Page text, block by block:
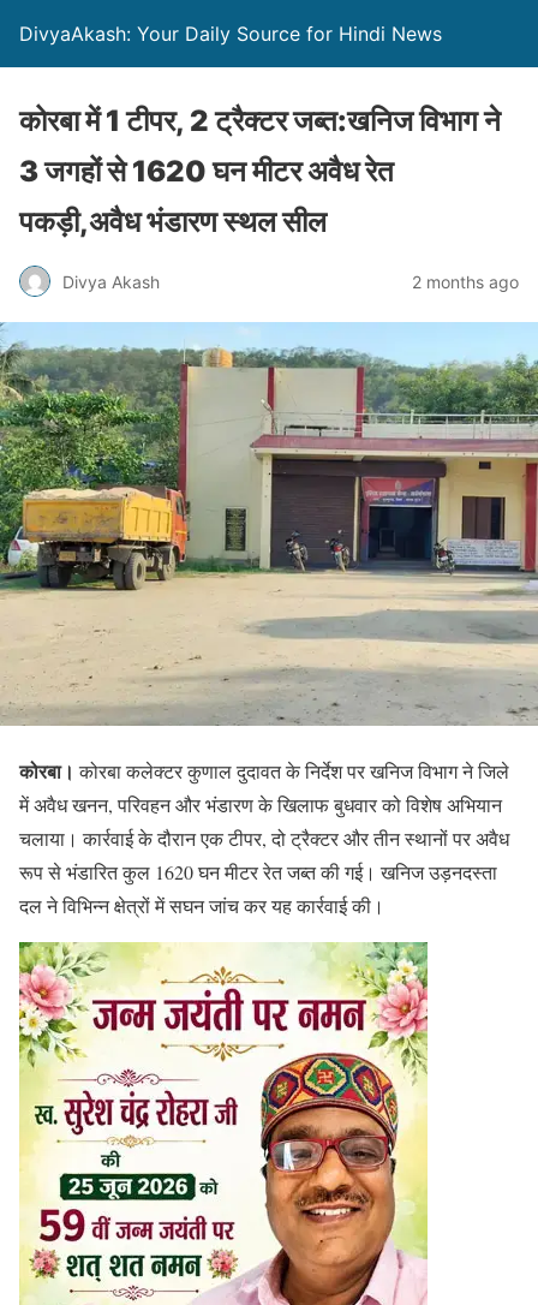
DivyaAkash: Your Daily Source for Hindi News
कोरबा में 1 टीपर, 2 ट्रैक्टर जब्त:खनिज विभाग ने
3 जगहों से 1620 घन मीटर अवैध रेत
पकड़ी,अवैध भंडारण स्थल सील
Divya Akash 2 months ago
कोरबा।कोरबा कलेक्टर कुणाल दुदावत के निर्देश पर खनिज विभाग ने जिले
में अवैध खनन, परिवहन और भंडारण के खिलाफ बुधवार को विशेष अभियान
चलाया। कार्रवाई के दौरान एक टीपर, दो ट्रैक्टर और तीन स्थानों पर अवैध
रूप से भंडारित कुल 1620 घन मीटर रेत जब्त की गई। खनिज उड़नदस्ता
दल ने विभिन्न क्षेत्रों में सघन जांच कर यह कार्रवाई की।